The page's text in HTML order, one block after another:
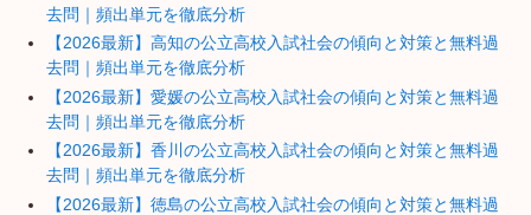
去問｜頻出単元を徹底分析
【2026最新】高知の公立高校入試社会の傾向と対策と無料過
去問｜頻出単元を徹底分析
【2026最新】愛媛の公立高校入試社会の傾向と対策と無料過
去問｜頻出単元を徹底分析
【2026最新】香川の公立高校入試社会の傾向と対策と無料過
去問｜頻出単元を徹底分析
【2026最新】徳島の公立高校入試社会の傾向と対策と無料過